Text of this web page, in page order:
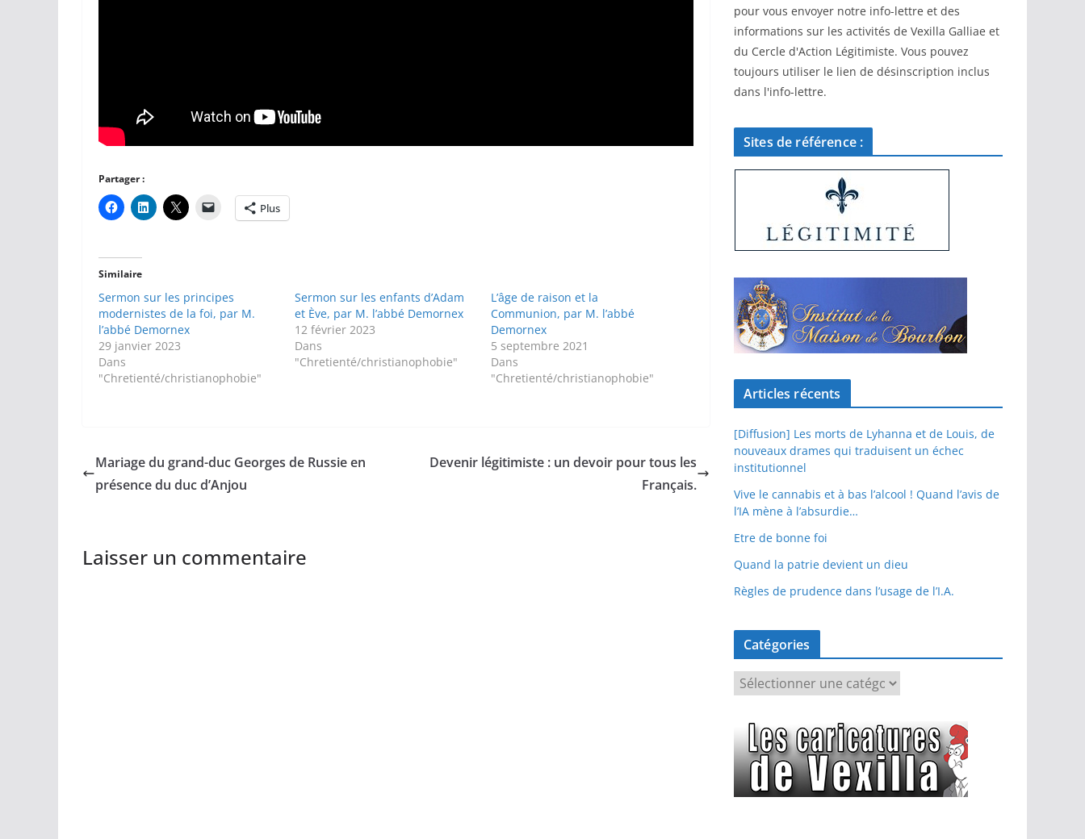
Partager :
Plus
Similaire
Sermon sur les principes
modernistes de la foi, par M.
l’abbé Demornex
29 janvier 2023
Dans
"Chretienté/christianophobie"
Sermon sur les enfants d’Adam
et Ève, par M. l’abbé Demornex
12 février 2023
Dans
"Chretienté/christianophobie"
L’âge de raison et la
Communion, par M. l’abbé
Demornex
5 septembre 2021
Dans
"Chretienté/christianophobie"
Mariage du grand-duc Georges de Russie en
présence du duc d’Anjou
Devenir légitimiste : un devoir pour tous les
Français.
Laisser un commentaire
pour vous envoyer notre info-lettre et des
informations sur les activités de Vexilla Galliae et
du Cercle d'Action Légitimiste. Vous pouvez
toujours utiliser le lien de désinscription inclus
dans l'info-lettre.
Sites de référence :
Articles récents
[Diffusion] Les morts de Lyhanna et de Louis, de
nouveaux drames qui traduisent un échec
institutionnel
Vive le cannabis et à bas l’alcool ! Quand l’avis de
l’IA mène à l’absurdie…
Etre de bonne foi
Quand la patrie devient un dieu
Règles de prudence dans l’usage de l’I.A.
Catégories
é
g
o
r